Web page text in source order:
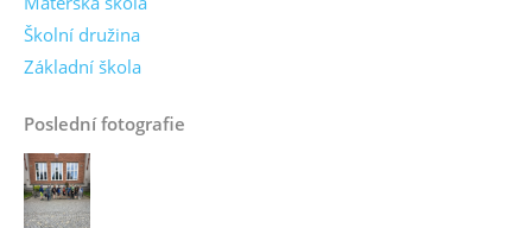
Školní družina
Základní škola
Poslední fotografie